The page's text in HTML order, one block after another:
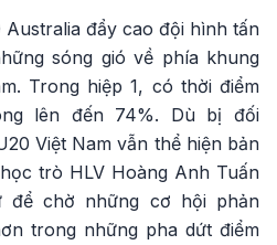
đẩy cao đội hình tấn
sóng gió về phía khung
Trong hiệp 1, có thời điểm
lên đến 74%. Dù bị đối
Việt Nam vẫn thể hiện bản
trò HLV Hoàng Anh Tuấn
để chờ những cơ hội phản
trong những pha dứt điểm